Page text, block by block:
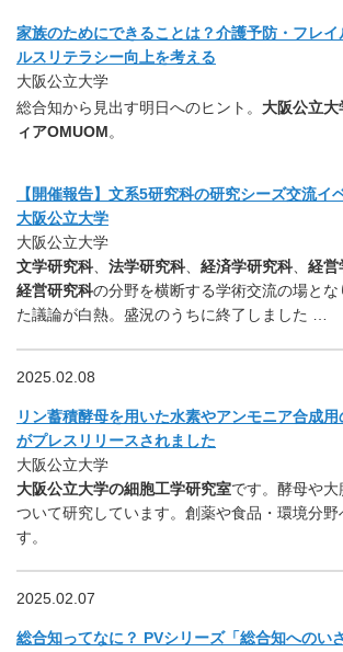
家族のためにできることは？介護予防・フレ
ルスリテラシー向上を考える
大阪公立大学
総合知から見出す明日へのヒント。 大阪公立
ィアOMUOM。
【開催報告】文系5研究科の研究シーズ交流イ
大阪公立大学
大阪公立大学
文学研究科
法学研究科 経済学研究科 経営
経営研究科の分野を横断する学術交流の場とな
た議論が白熱。盛況のうちに終了しました …
2025.02.08
リン蓄積酵母を用いた水素やアンモニア合成
がプレスリリースされました
大阪公立大学
大阪公立大学の細胞工学研究室です。酵母や
ついて研究しています。創薬や食品・環境分野
す。
2025.02.07
総合知ってなに？ PVシリーズ「総合知へのい